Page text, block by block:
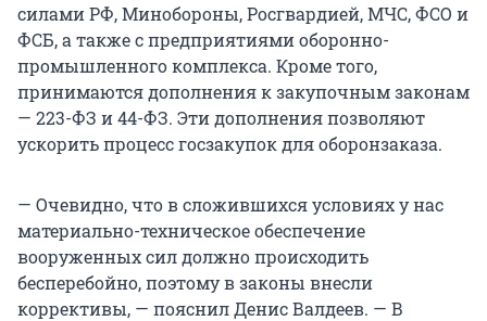
силами РФ, Минобороны, Росгвардией, МЧС, ФСО и
ФСБ, а также с предприятиями оборонно-
промышленного комплекса. Кроме того,
принимаются дополнения к закупочным законам
— 223-ФЗ и 44-ФЗ. Эти дополнения позволяют
ускорить процесс госзакупок для оборонзаказа.
— Очевидно, что в сложившихся условиях у нас
материально-техническое обеспечение
вооруженных сил должно происходить
бесперебойно, поэтому в законы внесли
коррективы, — пояснил Денис Валдеев. — В